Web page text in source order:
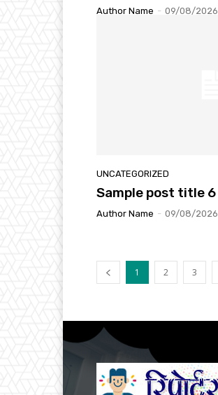
Author Name - 09/08/2026
UNCATEGORIZED
Sample post title 6
Author Name - 09/08/2026
1 2 3